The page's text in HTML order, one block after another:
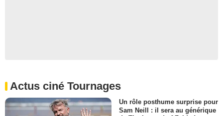
Actus ciné Tournages
Un rôle posthume surprise pour
Sam Neill : il sera au générique